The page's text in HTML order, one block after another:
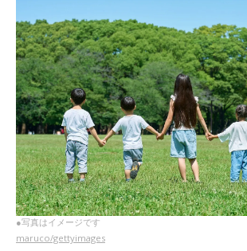
●写真はイメージです
maruco/gettyimages